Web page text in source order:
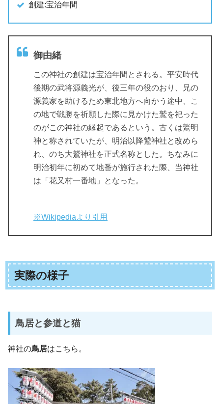
創建:宝治年間
御由緒
この神社の創建は宝治年間とされる。平安時代
後期の武将源義光が、後三年の役のおり、兄の
源義家を助けるため東北地方へ向かう途中、こ
の地で戦勝を祈願した際に見かけた鷲を祀った
のがこの神社の縁起であるという。古くは鷲明
神と称されていたが、明治以降鷲神社と改めら
れ、のち大鷲神社を正式名称とした。ちなみに
明治初年に初めて地番が施行された際、当神社
は「花又村一番地」となった。
※Wikipediaより引用
実際の様子
鳥居と参道と猫
神社の鳥居はこちら。